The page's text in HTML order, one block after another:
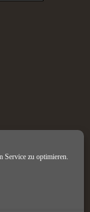
Service zu optimieren.